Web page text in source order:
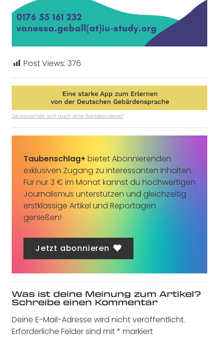
Post Views: 376
Sie wünschen sich auch eine Werbeanzeige?
Taubenschlag+ bietet Abonnierenden
exklusiven Zugang zu interessanten Inhalten.
Für nur 3 € im Monat kannst du hochwertigen
Journalismus unterstützen und gleichzeitig
erstklassige Artikel und Reportagen
genießen!
Jetzt abonnieren
Was ist deine Meinung zum Artikel?
Schreibe einen Kommentar
Deine E-Mail-Adresse wird nicht veröffentlicht.
Erforderliche Felder sind mit* markiert